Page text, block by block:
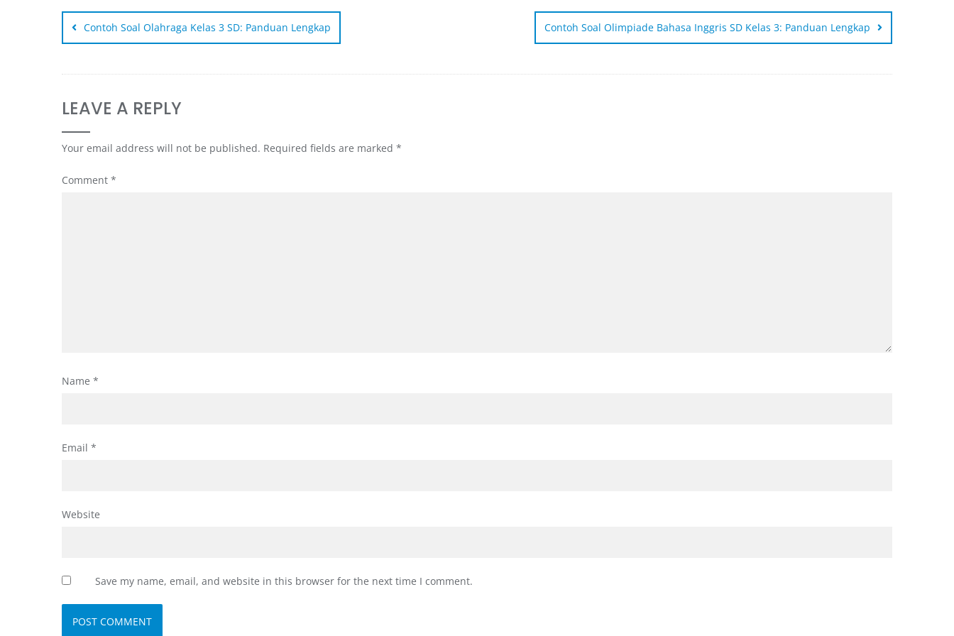
Contoh Soal Olahraga Kelas 3 SD: Panduan Lengkap Contoh Soal Olimpiade Bahasa Inggris SD Kelas 3: Panduan Lengkap
LEAVE A REPLY
Your email address will not be published. Required fields are marked *
Comment *
Name *
Email *
Website
Save my name, email, and website in this browser for the next time I comment.